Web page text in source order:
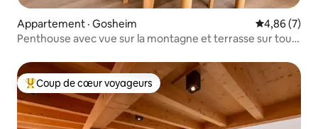
Appartement · Gosheim Note
4,86 (7)
Penthouse avec vue sur la montagne et terrasse sur tout
Coup de cœur voyageurs parmi les plus aimés
Coup de cœur voyageurs